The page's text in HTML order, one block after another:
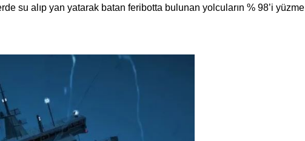
su alıp yan yatarak batan feribotta bulunan yolcuların % 98’i yüzme